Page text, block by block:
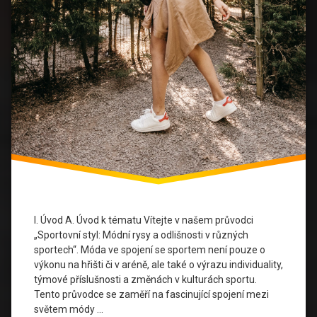
I. Úvod A. Úvod k tématu Vítejte v našem průvodci
„Sportovní styl: Módní rysy a odlišnosti v různých
sportech“. Móda ve spojení se sportem není pouze o
výkonu na hřišti či v aréně, ale také o výrazu individuality,
týmové příslušnosti a změnách v kulturách sportu.
Tento průvodce se zaměří na fascinující spojení mezi
světem módy …
Retro
Revival
Sportovní
Móda
Streetwear
Technologické
Inovace
Sportu
Udržitelná
Móda